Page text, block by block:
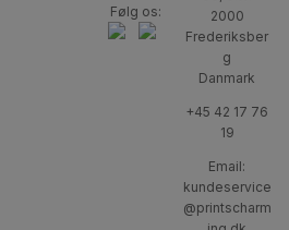
Følg os:
2000
Frederiksber
g
Danmark
+45 42 17 76
19
Email:
kundeservice
@printscharm